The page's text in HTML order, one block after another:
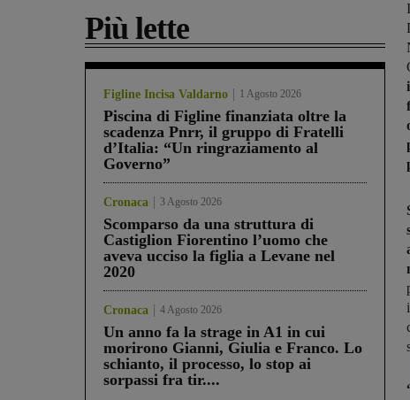
Più lette
Figline Incisa Valdarno 1 Agosto 2026
Piscina di Figline finanziata oltre la
scadenza Pnrr, il gruppo di Fratelli
d’Italia: “Un ringraziamento al
Governo”
Cronaca 3 Agosto 2026
Scomparso da una struttura di
Castiglion Fiorentino l’uomo che
aveva ucciso la figlia a Levane nel
2020
Cronaca 4 Agosto 2026
Un anno fa la strage in A1 in cui
morirono Gianni, Giulia e Franco. Lo
schianto, il processo, lo stop ai
sorpassi fra tir....